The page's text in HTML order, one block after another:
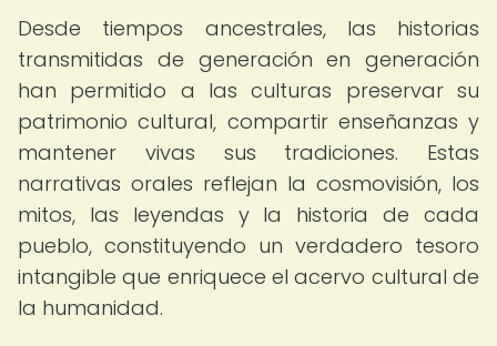
Desde tiempos ancestrales, las historias
transmitidas de generación en generación
han permitido a las culturas preservar su
patrimonio cultural, compartir enseñanzas y
mantener vivas sus tradiciones. Estas
narrativas orales reflejan la cosmovisión, los
mitos, las leyendas y la historia de cada
pueblo, constituyendo un verdadero tesoro
intangible que enriquece el acervo cultural de
la humanidad.